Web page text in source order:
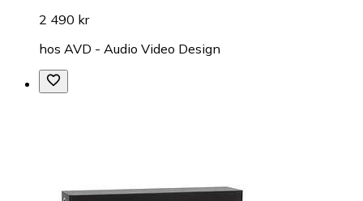
2 490 kr
hos AVD - Audio Video Design